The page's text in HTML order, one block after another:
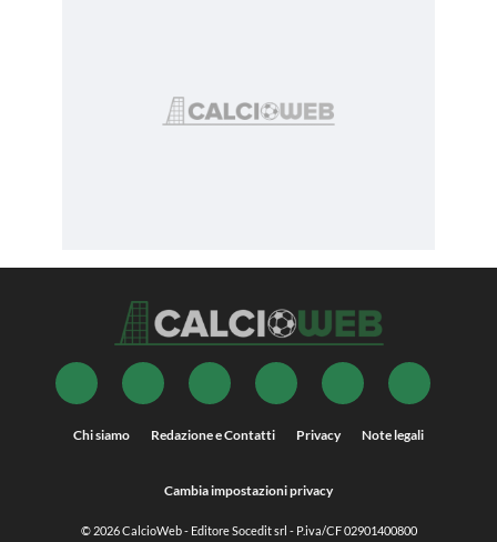
Chi siamo Redazione e Contatti Privacy Note legali
Cambia impostazioni privacy
© 2026CalcioWeb- Editore Socedit srl - P.iva/CF 02901400800